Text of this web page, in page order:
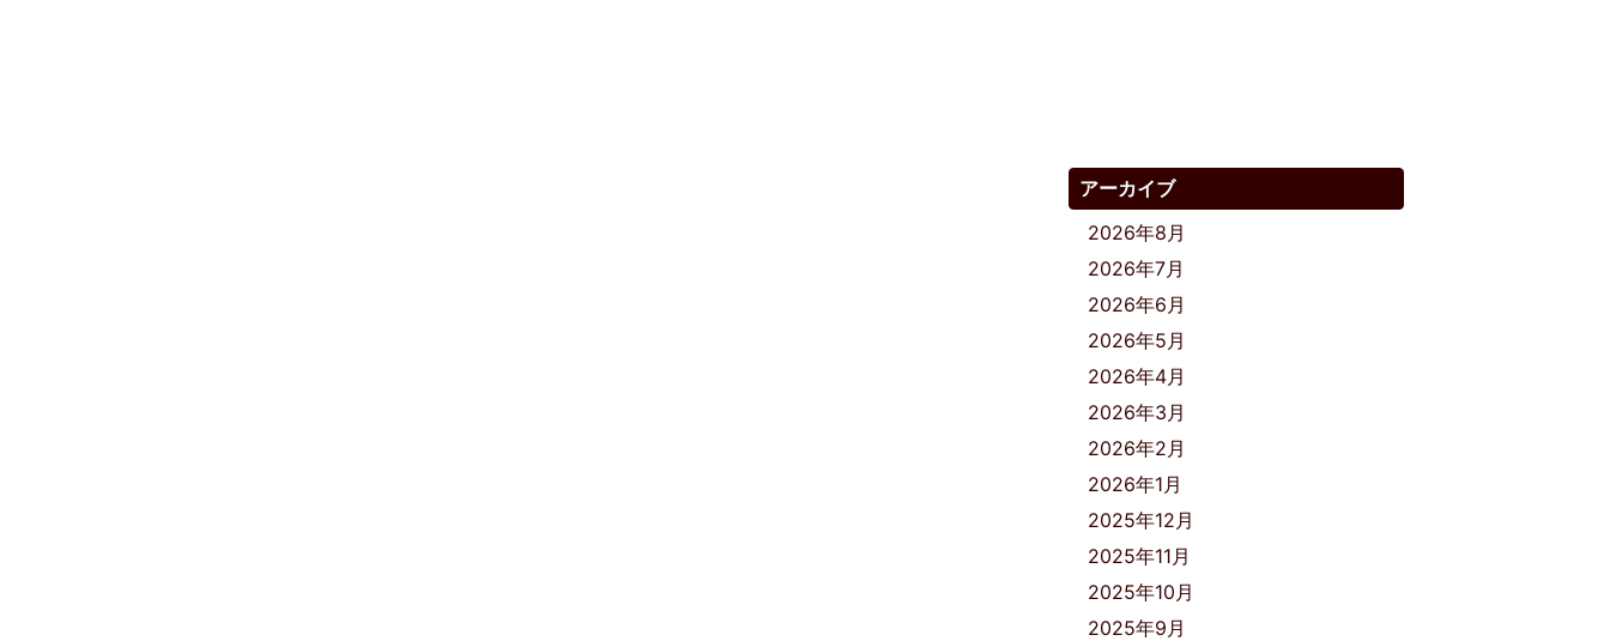
アーカイブ
2026年8月
2026年7月
2026年6月
2026年5月
2026年4月
2026年3月
2026年2月
2026年1月
2025年12月
2025年11月
2025年10月
2025年9月